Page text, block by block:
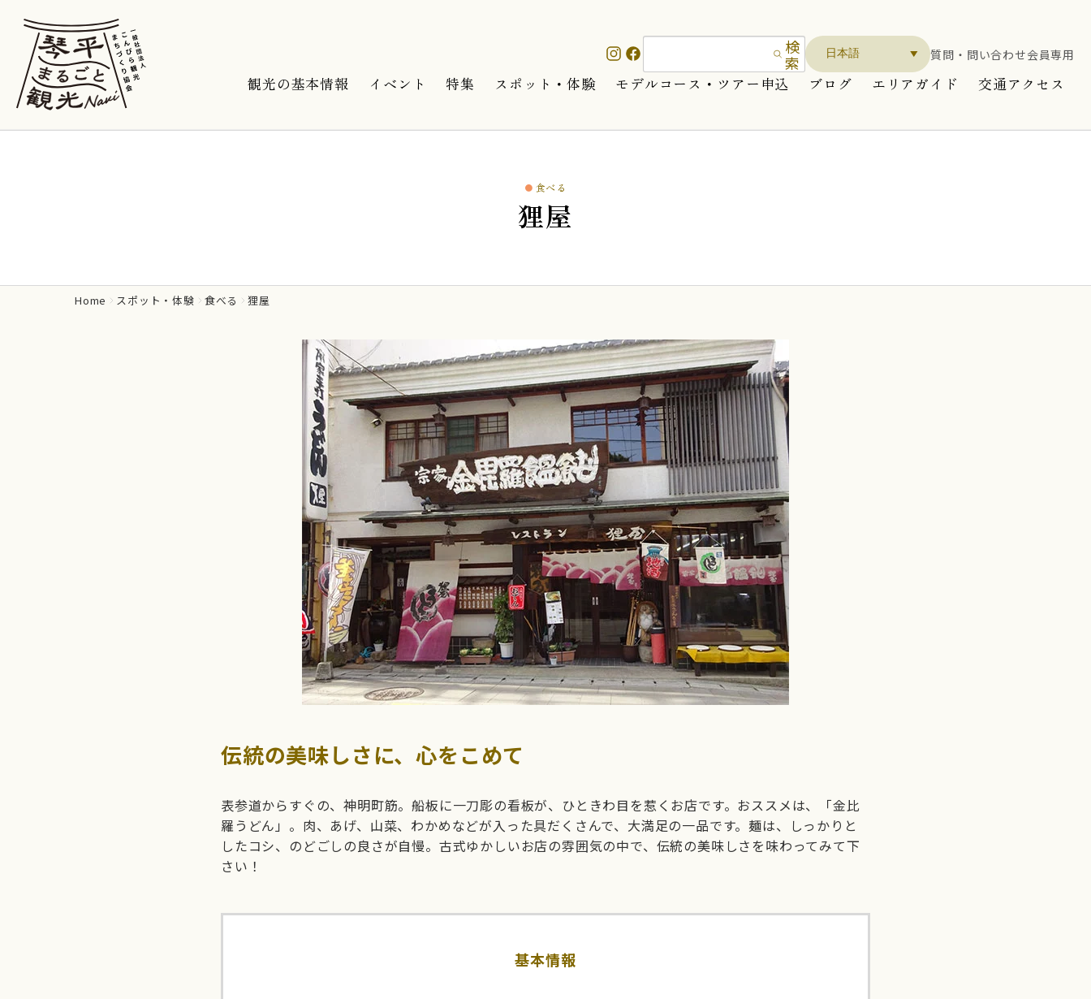
検
索 質問・問い合わせ会員専用
観光の基本情報 イベント 特集 スポット・体験 モデルコース・ツアー申込 ブログ エリアガイド 交通アクセス
食べる
狸屋
Home スポット・体験 食べる 狸屋
伝統の美味しさに、心をこめて
表参道からすぐの、神明町筋。船板に一刀彫の看板が、ひときわ目を惹くお店です。おススメは、「金比
羅うどん」。肉、あげ、山菜、わかめなどが入った具だくさんで、大満足の一品です。麺は、しっかりと
したコシ、のどごしの良さが自慢。古式ゆかしいお店の雰囲気の中で、伝統の美味しさを味わってみて下
さい！
基本情報